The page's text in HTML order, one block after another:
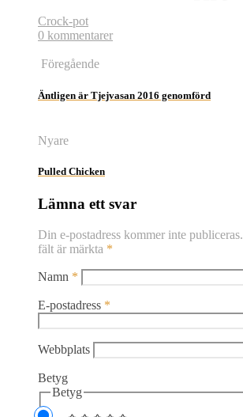
Crock-pot
0 kommentarer
Föregående
Äntligen är Tjejvasan 2016 genomförd
Nyare
Pulled Chicken
Lämna ett svar
Din e-postadress kommer inte publiceras.
fält är märkta *
Namn *
E-postadress *
Webbplats
Betyg
Betyg